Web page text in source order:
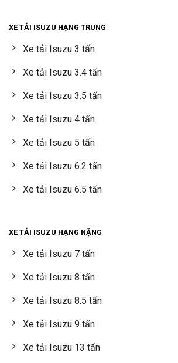
XE TẢI ISUZU HẠNG TRUNG
Xe tải Isuzu 3 tấn
Xe tải Isuzu 3.4 tấn
Xe tải Isuzu 3.5 tấn
Xe tải Isuzu 4 tấn
Xe tải Isuzu 5 tấn
Xe tải Isuzu 6.2 tấn
Xe tải Isuzu 6.5 tấn
XE TẢI ISUZU HẠNG NẶNG
Xe tải Isuzu 7 tấn
Xe tải Isuzu 8 tấn
Xe tải Isuzu 8.5 tấn
Xe tải Isuzu 9 tấn
Xe tải Isuzu 13 tấn